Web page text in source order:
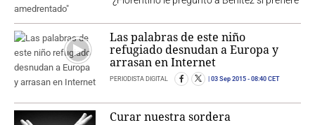
Las palabras de este niño
refugiado desnudan a Europa y
arrasan en Internet
PERIODISTA DIGITAL 03 Sep 2015 - 08:40 CET
Curar nuestra sordera